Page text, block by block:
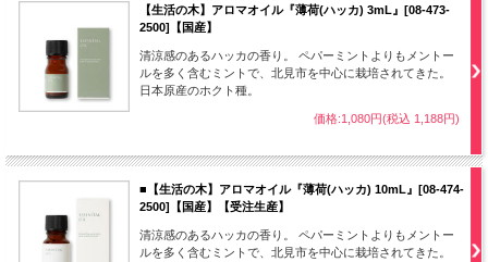
【生活の木】アロマオイル『薄荷(ハッカ) 3mL』[08-473-
2500]【国産】
清涼感のあるハッカの香り。 ペパーミントよりもメントー
ルを多く含むミントで、北見市を中心に栽培されてきた。
日本原産のホクト種。
価格:1,080円(税込 1,188円)
■【生活の木】アロマオイル『薄荷(ハッカ) 10mL』[08-474-
2500]【国産】【受注生産】
清涼感のあるハッカの香り。 ペパーミントよりもメントー
ルを多く含むミントで、北見市を中心に栽培されてきた。